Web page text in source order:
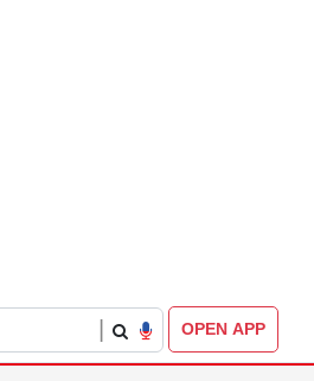
OPEN APP